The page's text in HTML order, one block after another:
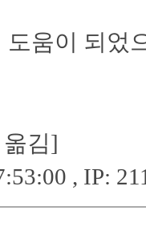
움이 되었
김]
, IP: